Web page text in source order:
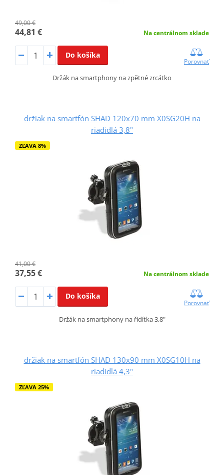
49,00 €
44,81 € Na centrálnom sklade
Do košíka
Porovnať
Držák na smartphony na zpětné zrcátko
držiak na smartfón SHAD 120x70 mm X0SG20H na
riadidlá 3,8"
ZĽAVA 8%
41,00 €
37,55 € Na centrálnom sklade
Do košíka
Porovnať
Držák na smartphony na řidítka 3,8"
držiak na smartfón SHAD 130x90 mm X0SG10H na
riadidlá 4,3"
ZĽAVA 25%